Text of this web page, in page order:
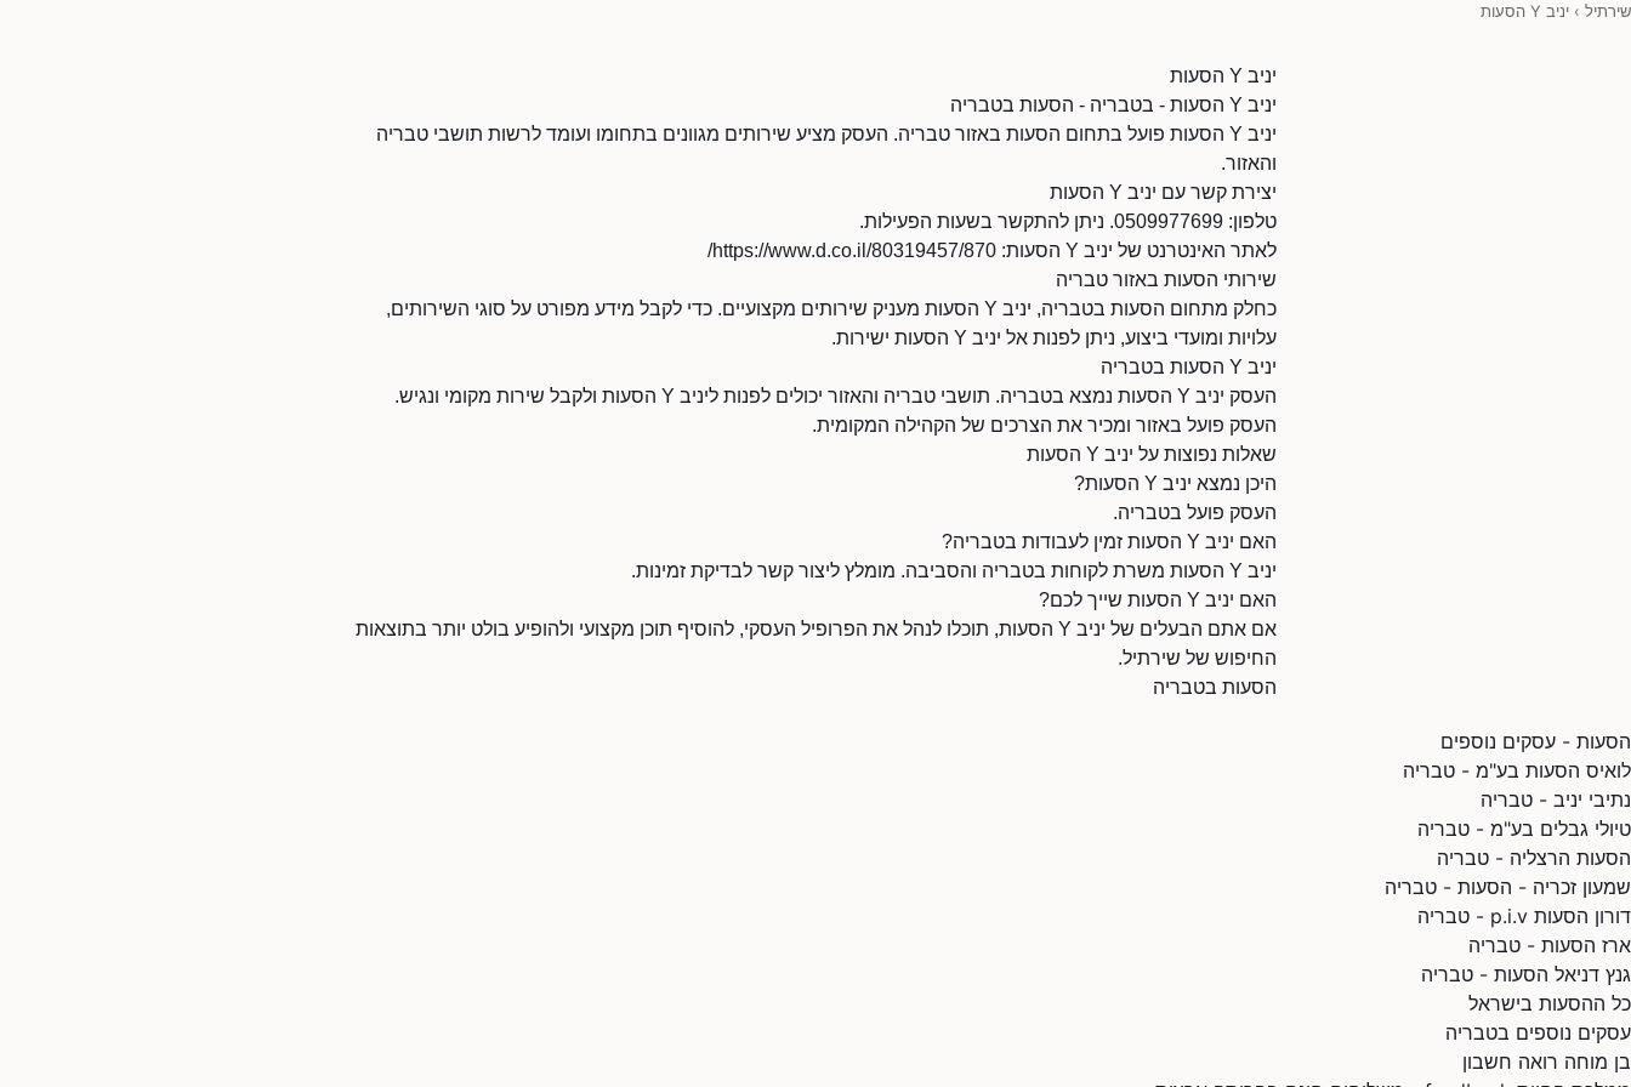
שירתיל › יניב Y הסעות
יניב Y הסעות
יניב Y הסעות - בטבריה - הסעות בטבריה
יניב Y הסעות פועל בתחום הסעות באזור טבריה. העסק מציע שירותים מגוונים בתחומו ועומד לרשות תושבי טבריה
והאזור.
יצירת קשר עם יניב Y הסעות
טלפון: 0509977699. ניתן להתקשר בשעות הפעילות.
לאתר האינטרנט של יניב Y הסעות: https://www.d.co.il/80319457/870/
שירותי הסעות באזור טבריה
כחלק מתחום הסעות בטבריה, יניב Y הסעות מעניק שירותים מקצועיים. כדי לקבל מידע מפורט על סוגי השירותים,
עלויות ומועדי ביצוע, ניתן לפנות אל יניב Y הסעות ישירות.
יניב Y הסעות בטבריה
העסק יניב Y הסעות נמצא בטבריה. תושבי טבריה והאזור יכולים לפנות ליניב Y הסעות ולקבל שירות מקומי ונגיש.
העסק פועל באזור ומכיר את הצרכים של הקהילה המקומית.
שאלות נפוצות על יניב Y הסעות
היכן נמצא יניב Y הסעות?
העסק פועל בטבריה.
האם יניב Y הסעות זמין לעבודות בטבריה?
יניב Y הסעות משרת לקוחות בטבריה והסביבה. מומלץ ליצור קשר לבדיקת זמינות.
האם יניב Y הסעות שייך לכם?
אם אתם הבעלים של יניב Y הסעות, תוכלו לנהל את הפרופיל העסקי, להוסיף תוכן מקצועי ולהופיע בולט יותר בתוצאות
החיפוש של שירתיל.
הסעות בטבריה
הסעות - עסקים נוספים
לואיס הסעות בע"מ - טבריה
נתיבי יניב - טבריה
טיולי גבלים בע"מ - טבריה
הסעות הרצליה - טבריה
שמעון זכריה - הסעות - טבריה
דורון הסעות p.i.v - טבריה
ארז הסעות - טבריה
גנץ דניאל הסעות - טבריה
כל ההסעות בישראל
עסקים נוספים בטבריה
בן מוחה רואה חשבון